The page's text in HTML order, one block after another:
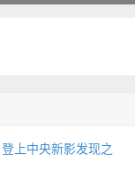
上中央新影发现之